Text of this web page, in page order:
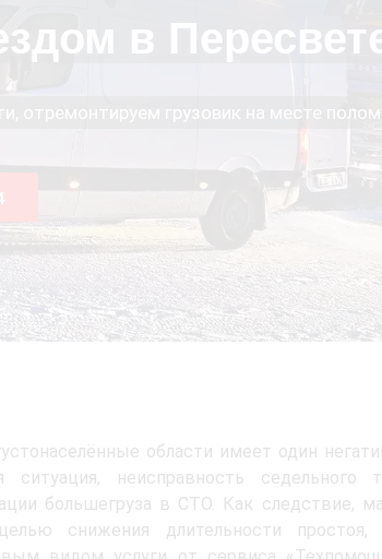
в
отремонтируем грузовик на месте
области имеет один
ситуация, неисправность
большегруза в СТО. Как следствие,
снижения длительности